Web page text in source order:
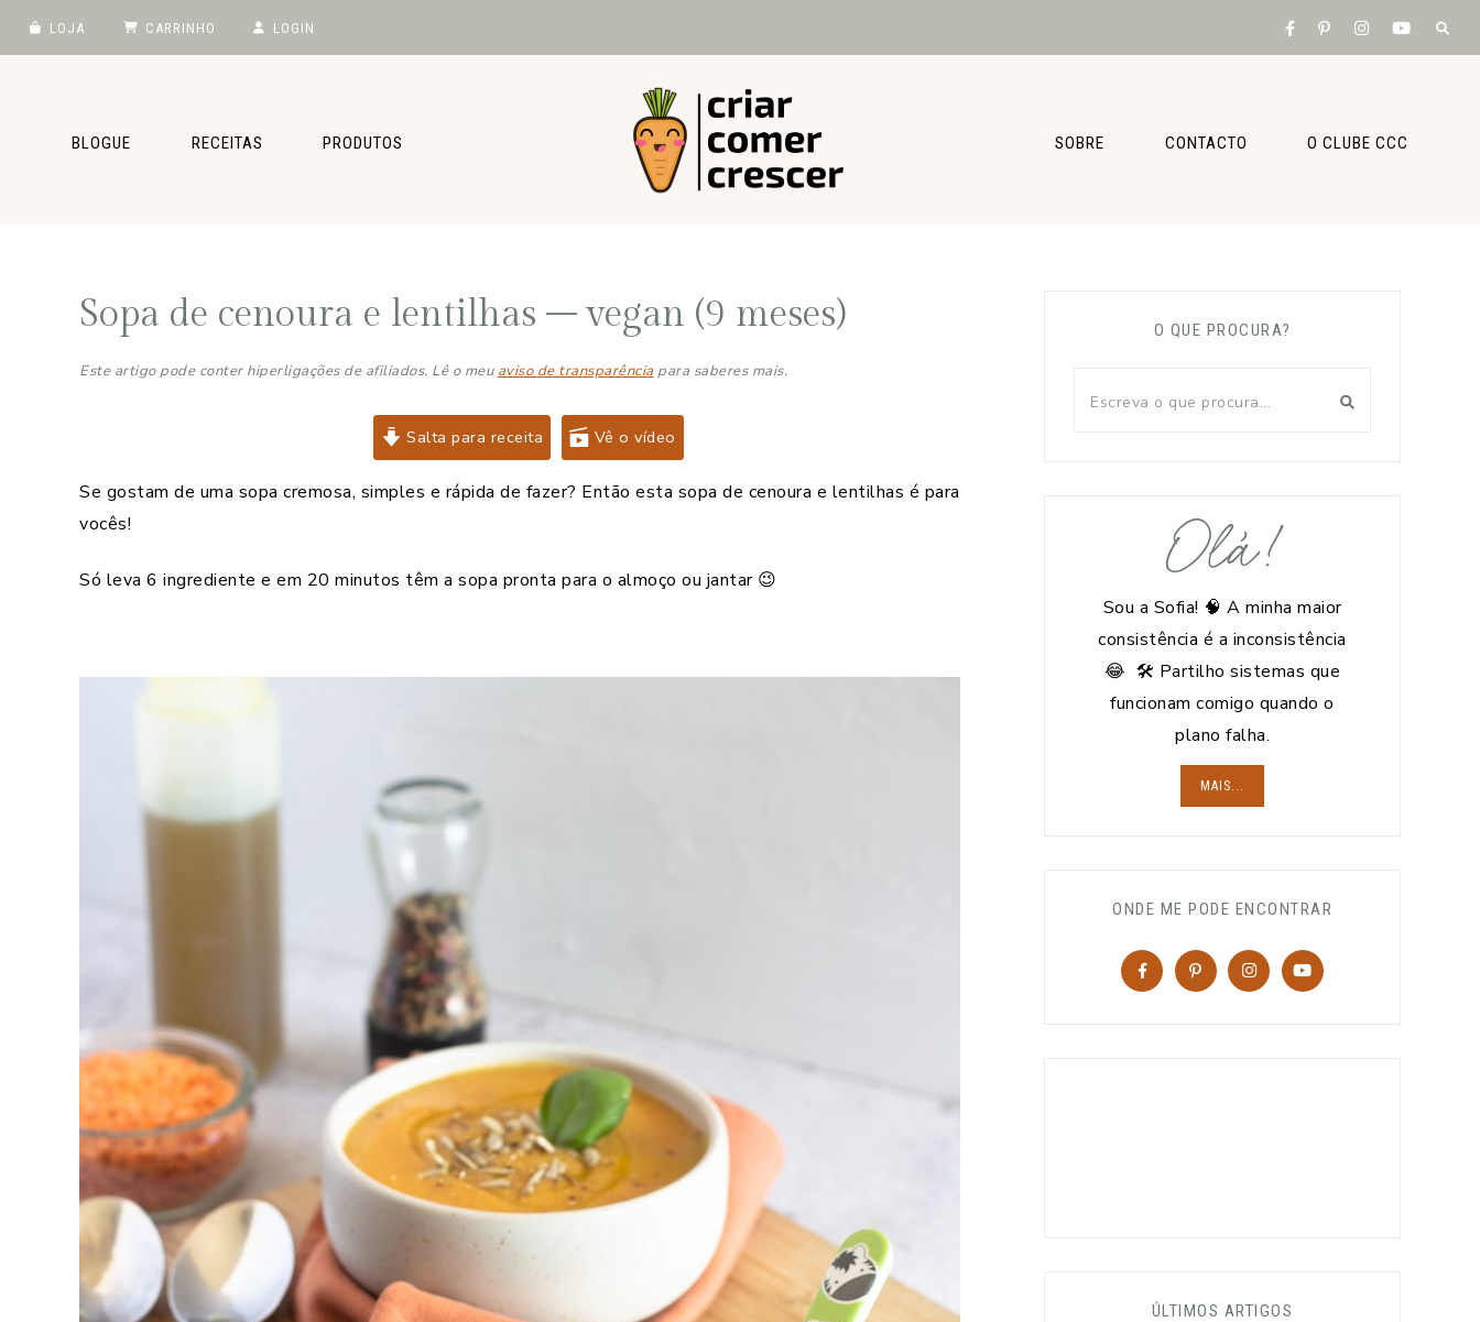
LOJA CARRINHO LOGIN
BLOGUE RECEITAS PRODUTOS SOBRE CONTACTO O CLUBE CCC
Sopa de cenoura e lentilhas – vegan (9 meses)
Este artigo pode conter hiperligações de afiliados. Lê o meu aviso de transparência para saberes mais.
Salta para receita Vê o vídeo
Se gostam de uma sopa cremosa, simples e rápida de fazer? Então esta sopa de cenoura e lentilhas é para
vocês!
Só leva 6 ingrediente e em 20 minutos têm a sopa pronta para o almoço ou jantar 😉
O QUE PROCURA?
Olá!
Sou a Sofia! 🧠 A minha maior
consistência é a inconsistência
😂 🛠️ Partilho sistemas que
funcionam comigo quando o
plano falha.
MAIS...
ONDE ME PODE ENCONTRAR
ÚLTIMOS ARTIGOS